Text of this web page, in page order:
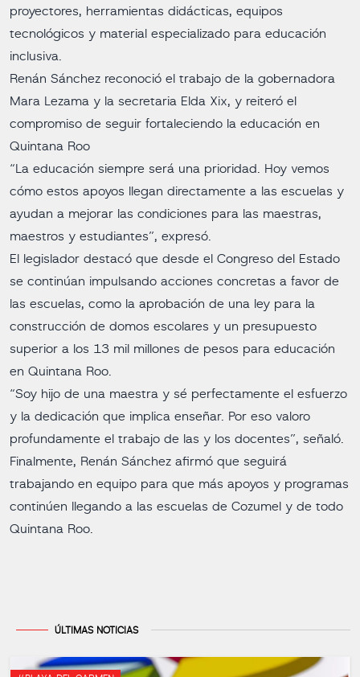
proyectores, herramientas didácticas, equipos
tecnológicos y material especializado para educación
inclusiva.
Renán Sánchez reconoció el trabajo de la gobernadora
Mara Lezama y la secretaria Elda Xix, y reiteró el
compromiso de seguir fortaleciendo la educación en
Quintana Roo
“La educación siempre será una prioridad. Hoy vemos
cómo estos apoyos llegan directamente a las escuelas y
ayudan a mejorar las condiciones para las maestras,
maestros y estudiantes”, expresó.
El legislador destacó que desde el Congreso del Estado
se continúan impulsando acciones concretas a favor de
las escuelas, como la aprobación de una ley para la
construcción de domos escolares y un presupuesto
superior a los 13 mil millones de pesos para educación
en Quintana Roo.
“Soy hijo de una maestra y sé perfectamente el esfuerzo
y la dedicación que implica enseñar. Por eso valoro
profundamente el trabajo de las y los docentes”, señaló.
Finalmente, Renán Sánchez afirmó que seguirá
trabajando en equipo para que más apoyos y programas
continúen llegando a las escuelas de Cozumel y de todo
Quintana Roo.
ÚLTIMAS NOTICIAS